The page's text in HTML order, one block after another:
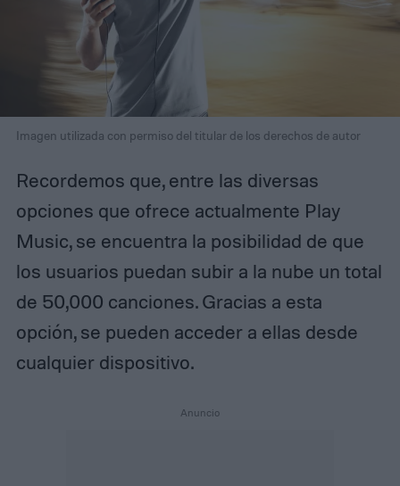
Imagen utilizada con permiso del titular de los derechos de autor
Recordemos que, entre las diversas
opciones que ofrece actualmente Play
Music, se encuentra la posibilidad de que
los usuarios puedan subir a la nube un total
de 50,000 canciones. Gracias a esta
opción, se pueden acceder a ellas desde
cualquier dispositivo.